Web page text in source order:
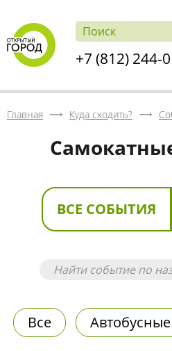
+7 (812) 244-
Главная Куда сходить?
ВСЕ СОБЫТИЯ
Все Автобусные